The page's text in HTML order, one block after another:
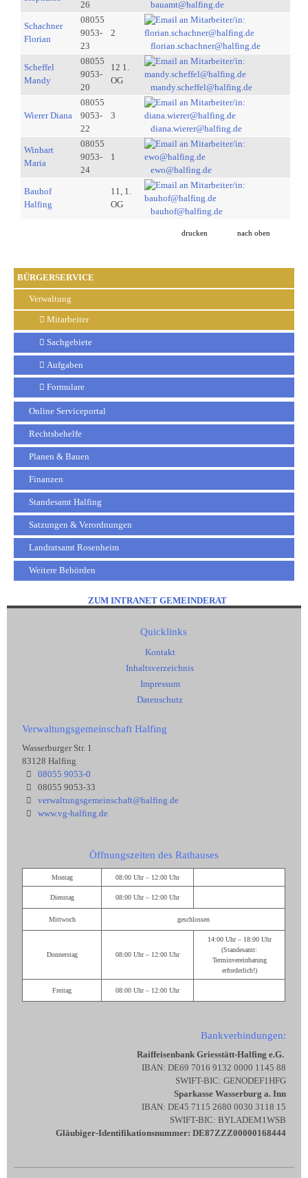
BÜRGERSERVICE
Verwaltung
Mitarbeiter
Sachgebiete
Aufgaben
Formulare
Online Serviceportal
Rechtsbehelfe
Planen & Bauen
Finanzen
Standesamt Halfing
Satzungen & Verordnungen
Landratsamt Rosenheim
Weitere Behörden
26
bauamt@halfing.de
Schachner
Florian
08055
9053-
23
2
florian.schachner@halfing.de
Scheffel
Mandy
08055
9053-
20
12 1.
OG
mandy.scheffel@halfing.de
Wierer Diana
08055
9053-
22
3
diana.wierer@halfing.de
Winhart
Maria
08055
9053-
24
1
ewo@halfing.de
Bauhof
Halfing
11, 1.
OG
bauhof@halfing.de
drucken nach oben
ZUM INTRANET GEMEINDERAT
Quicklinks
Kontakt
Inhaltsverzeichnis
Impressum
Datenschutz
Verwaltungsgemeinschaft Halfing
Wasserburger Str. 1
83128 Halfing
08055 9053-0
08055 9053-33
verwaltungsgemeinschaft@halfing.de
www.vg-halfing.de
Öffnungszeiten des Rathauses
Montag 08:00 Uhr – 12:00 Uhr
Dienstag 08:00 Uhr – 12:00 Uhr
Mittwoch geschlossen
Donnerstag 08:00 Uhr – 12:00 Uhr
14:00 Uhr – 18:00 Uhr
(Standesamt:
Terminvereinbarung
erforderlich!)
Freitag 08:00 Uhr – 12:00 Uhr
Bankverbindungen:
Raiffeisenbank Griesstätt-Halfing e.G.
IBAN: DE69 7016 9132 0000 1145 88
SWIFT-BIC: GENODEF1HFG
Sparkasse Wasserburg a. Inn
IBAN: DE45 7115 2680 0030 3118 15
SWIFT-BIC: BYLADEM1WSB
Gläubiger-Identifikationsnummer: DE87ZZZ00000168444